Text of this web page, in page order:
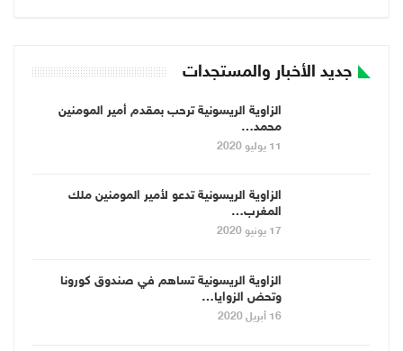
جديد الأخبار والمستجدات
الزاوية الريسونية ترحب بمقدم أمير المومنين
محمد…
11 يوليو 2020
الزاوية الريسونية تدعو لأمير المومنين ملك
المغرب…
17 يونيو 2020
الزاوية الريسونية تساهم في صندوق كورونا
وتحض الزوايا…
16 أبريل 2020